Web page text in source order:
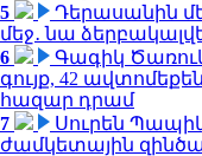
5
Դերասանին
մեջ․ նա
6
Գագիկ
գույք, 42
հազար դրամ
7
Սուրեն
ժամկետային